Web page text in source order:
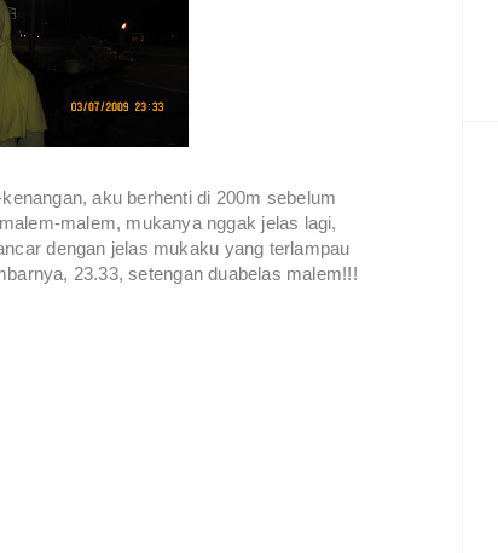
aku berhenti di 200m sebelum
malem, mukanya nggak jelas lagi,
dengan jelas mukaku yang terlampau
23.33, setengan duabelas malem!!!